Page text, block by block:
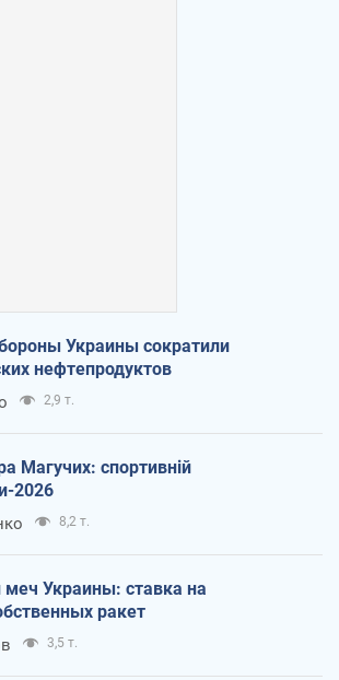
Украины сократили
нефтепродуктов
2,9 т.
Магучих: спортивній
2026
8,2 т.
Украины: ставка на
ракет
3,5 т.